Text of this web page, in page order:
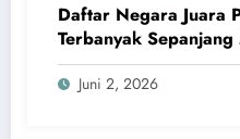
Daftar Negara Juara
Terbanyak Sepanjang
Juni 2, 2026